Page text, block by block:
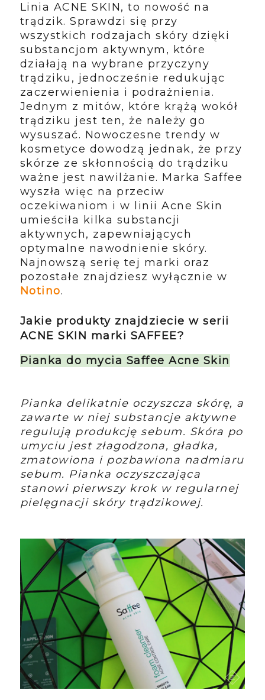
Linia ACNE SKIN, to nowość na
trądzik. Sprawdzi się przy
wszystkich rodzajach skóry dzięki
substancjom aktywnym, które
działają na wybrane przyczyny
trądziku, jednocześnie redukując
zaczerwienienia i podrażnienia.
Jednym z mitów, które krążą wokół
trądziku jest ten, że należy go
wysuszać. Nowoczesne trendy w
kosmetyce dowodzą jednak, że przy
skórze ze skłonnością do trądziku
ważne jest nawilżanie. Marka Saffee
wyszła więc na przeciw
oczekiwaniom i w linii Acne Skin
umieściła kilka substancji
aktywnych, zapewniających
optymalne nawodnienie skóry.
Najnowszą serię tej marki oraz
pozostałe znajdziesz wyłącznie w
Notino.
Jakie produkty znajdziecie w serii
ACNE SKIN marki SAFFEE?
Pianka do mycia Saffee Acne Skin
Pianka delikatnie oczyszcza skórę, a
zawarte w niej substancje aktywne
regulują produkcję sebum. Skóra po
umyciu jest złagodzona, gładka,
zmatowiona i pozbawiona nadmiaru
sebum. Pianka oczyszczająca
stanowi pierwszy krok w regularnej
pielęgnacji skóry trądzikowej.